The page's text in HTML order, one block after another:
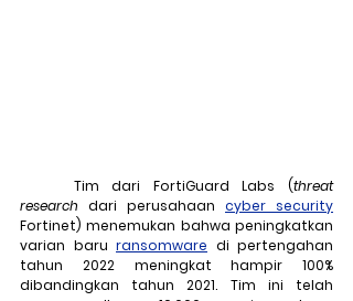
	Tim dari FortiGuard Labs (
threat
research dari perusahaan cyber security
Fortinet) menemukan bahwa peningkatkan
varian baru ransomware di pertengahan
tahun 2022 meningkat hampir 100%
dibandingkan tahun 2021. Tim ini telah